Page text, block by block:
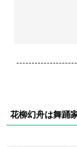
花柳幻舟は舞踊